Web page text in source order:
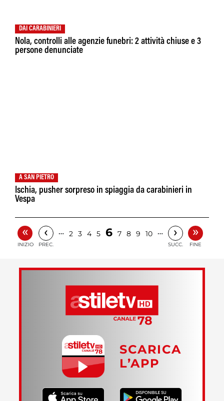
DAI CARABINIERI
Nola, controlli alle agenzie funebri: 2 attività chiuse e 3
persone denunciate
A SAN PIETRO
Ischia, pusher sorpreso in spiaggia da carabinieri in
Vespa
«
INIZIO
‹
PREC.
… 2 3 4 5 6 7 8 9 10 … ›
SUCC.
»
FINE
SCARICA
L’APP